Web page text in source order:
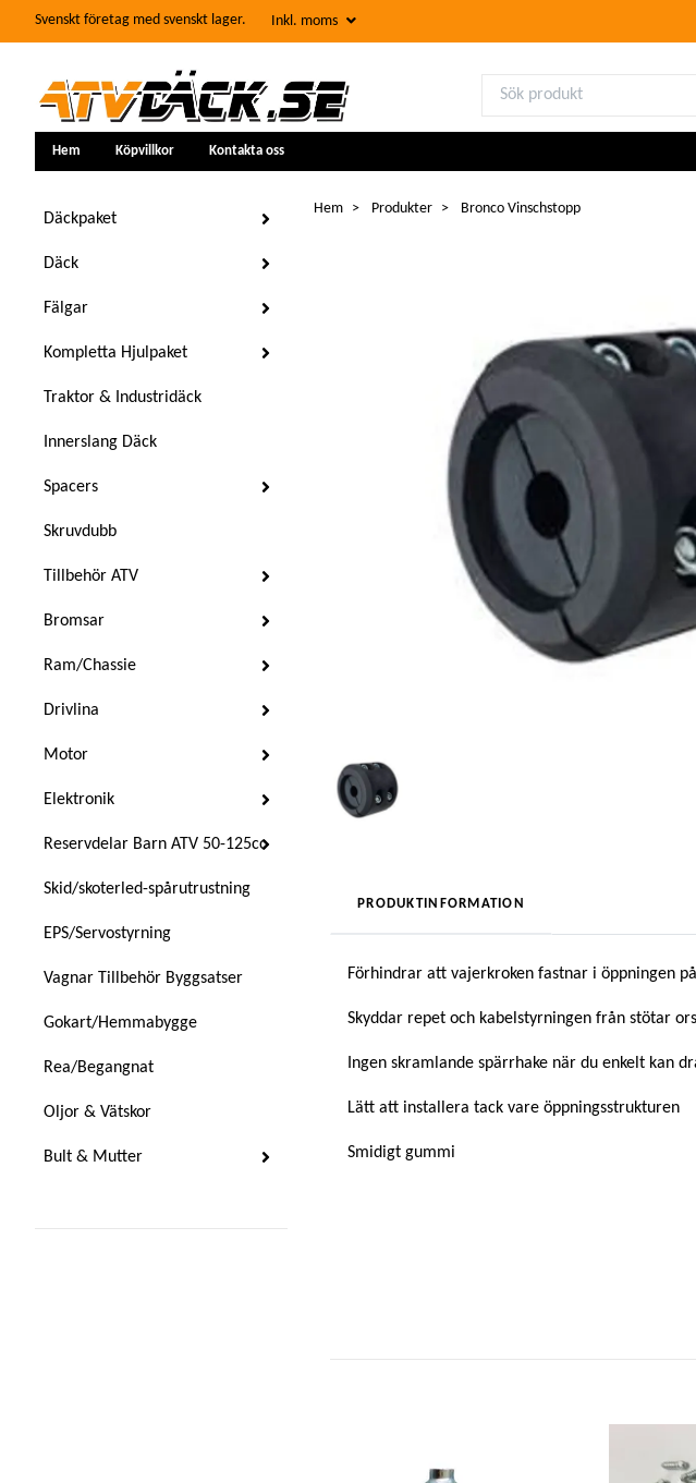
Svenskt företag med svenskt lager. Inkl. moms
Hem Köpvillkor Kontakta oss
Däckpaket
Däck
Fälgar
Kompletta Hjulpaket
Traktor & Industridäck
Innerslang Däck
Spacers
Skruvdubb
Tillbehör ATV
Bromsar
Ram/Chassie
Drivlina
Motor
Elektronik
Reservdelar Barn ATV 50-125cc
Skid/skoterled-spårutrustning
EPS/Servostyrning
Vagnar Tillbehör Byggsatser
Gokart/Hemmabygge
Rea/Begangnat
Oljor & Vätskor
Bult & Mutter
Hem Produkter Bronco Vinschstopp
PRODUKTINFORMATION
Förhindrar att vajerkroken fastnar i öppningen
Skyddar repet och kabelstyrningen från stötar
Ingen skramlande spärrhake när du enkelt kan
Lätt att installera tack vare öppningsstrukturen
Smidigt gummi